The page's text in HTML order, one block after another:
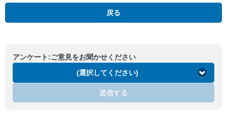
戻る
アンケート:ご意見をお聞かせください
(選択してください)
送信する